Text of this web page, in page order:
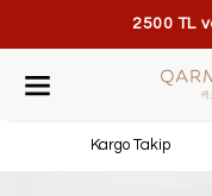
2500 TL
Kargo Takip